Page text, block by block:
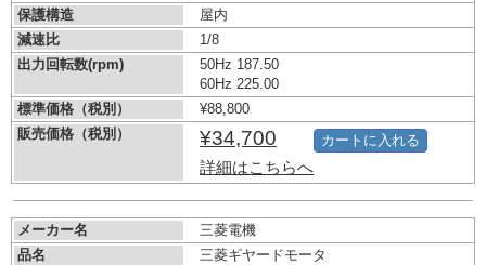
保護構造
屋内
減速比
1/8
出力回転数(rpm)
50Hz 187.50
60Hz 225.00
標準価格（税別）
¥88,800
販売価格（税別）
¥34,700
詳細はこちらへ
カートに入れる
メーカー名
三菱電機
品名
三菱ギヤードモータ